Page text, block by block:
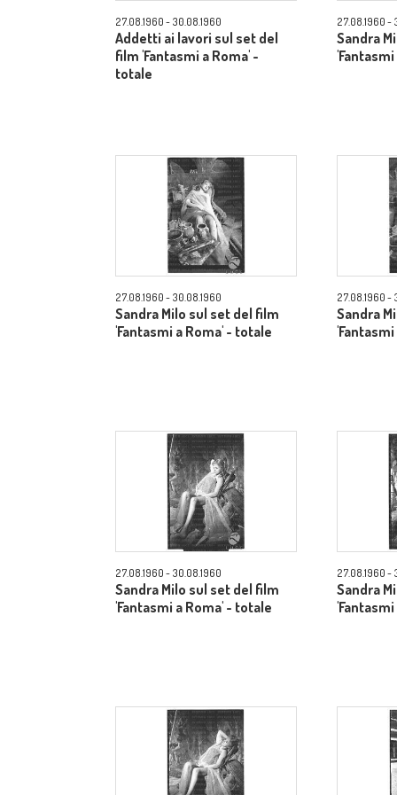
27.08.1960 - 30.08.1960
Addetti ai lavori sul set del
film 'Fantasmi a Roma' -
totale
27.08.1960 -
Sandra
27.08.1960 - 30.08.1960
Sandra Milo sul set del film
'Fantasmi a Roma' - totale
27.08.1960 -
Sandra
27.08.1960 - 30.08.1960
Sandra Milo sul set del film
'Fantasmi a Roma' - totale
27.08.1960 -
Sandra